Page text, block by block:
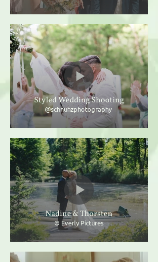
Styled Wedding Shooting
@schnuhzphotography
Nadine & Thorsten
© Everly Pictures